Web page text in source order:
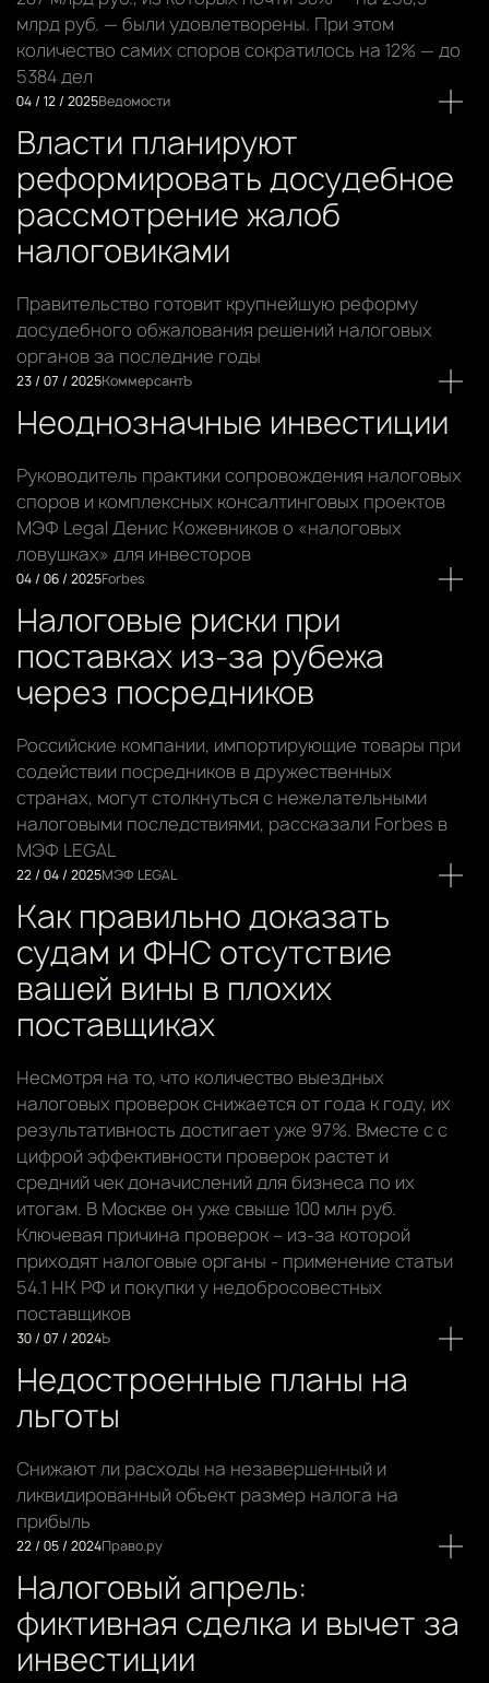
млрд руб. — были удовлетворены. При этом
количество самих споров сократилось на 12% — до
5384 дел
04 / 12 / 2025Ведомости
Власти планируют
реформировать досудебное
рассмотрение жалоб
налоговиками
Правительство готовит крупнейшую реформу
досудебного обжалования решений налоговых
органов за последние годы
23 / 07 / 2025КоммерсантЪ
Неоднозначные инвестиции
Руководитель практики сопровождения налоговых
споров и комплексных консалтинговых проектов
МЭФ Legal Денис Кожевников о «налоговых
ловушках» для инвесторов
04 / 06 / 2025Forbes
Налоговые риски при
поставках из-за рубежа
через посредников
Российские компании, импортирующие товары при
содействии посредников в дружественных
странах, могут столкнуться с нежелательными
налоговыми последствиями, рассказали Forbes в
МЭФ LEGAL
22 / 04 / 2025МЭФ LEGAL
Как правильно доказать
судам и ФНС отсутствие
вашей вины в плохих
поставщиках
Несмотря на то, что количество выездных
налоговых проверокснижается от года к году, их
результативность достигает уже 97%. Вместе с с
цифрой эффективности проверок растет и
средний чек доначислений для бизнеса по их
итогам. В Москве он уже свыше 100 млн руб.
Ключевая причина проверок – из-за которой
приходят налоговые органы - применение статьи
54.1 НК РФ и покупки у недобросовестных
поставщиков
30 / 07 / 2024Ъ
Недостроенные планы на
льготы
Снижают ли расходы на незавершенный и
ликвидированный объект размер налога на
прибыль
22 / 05 / 2024Право.ру
Налоговый апрель:
фиктивная сделка и вычет за
инвестиции